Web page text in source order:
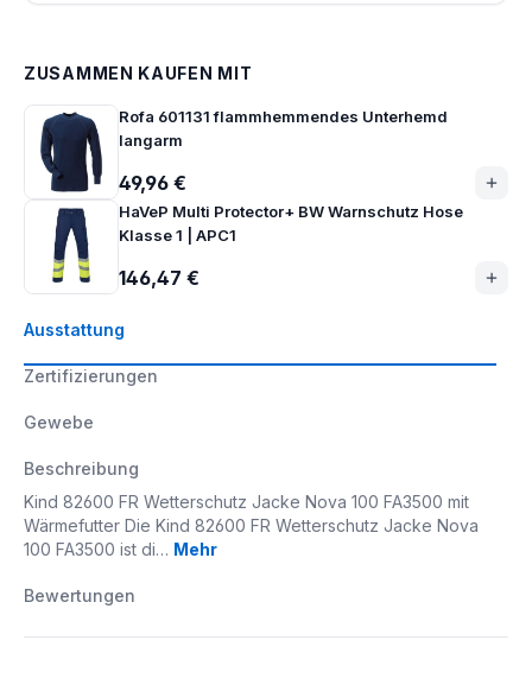
Ausstattung
Zertifizierungen
Gewebe
Beschreibung
Kind 82600 FR Wetterschutz Jacke Nova 100 FA3500 mit
Wärmefutter Die Kind 82600 FR Wetterschutz Jacke Nova
100 FA3500 ist di… Mehr
Bewertungen
ZUSAMMEN KAUFEN MIT
Rofa 601131 flammhemmendes Unterhemd
langarm
49,96 €
HaVeP Multi Protector+ BW Warnschutz Hose
Klasse 1 | APC1
146,47 €